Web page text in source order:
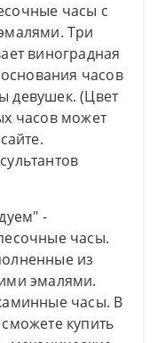
часы с
Три
виноградная
часов
девушек. (Цвет
часов может
-
часы.
из
эмалями.
часы. В
купить